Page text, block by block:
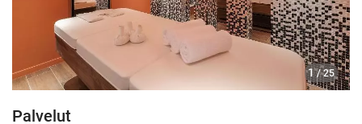
1 / 25
Palvelut